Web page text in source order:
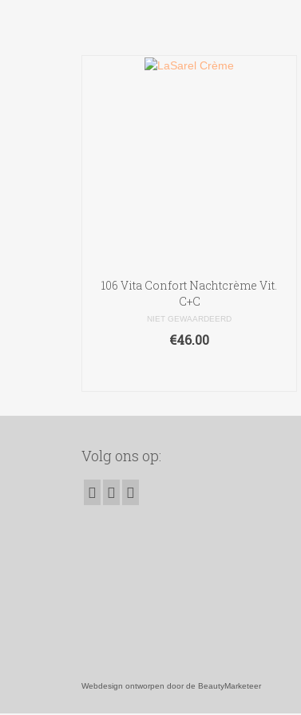
106 Vita Confort Nachtcrème Vit.
C+C
NIET GEWAARDEERD
€46.00
Volg ons op:
Webdesign ontworpen door de BeautyMarketeer